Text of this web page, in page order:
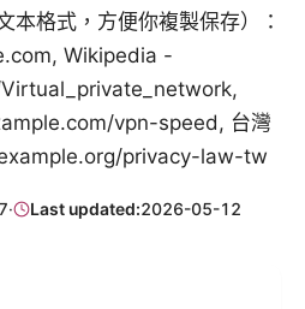
本格式，方便你複製保存）：
Wikipedia -
vpn-speed, 台灣
privacy-law-tw
· Last updated:2026-05-12